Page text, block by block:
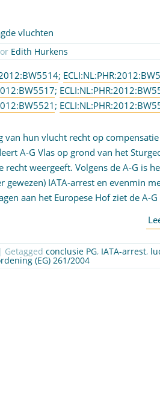
vluchten
Edith Hurkens
;
;
;
van hun vlucht recht op
A-G Vlas op grond van het
recht weergeeft. Volgens de A-G is
IATA-arrest en evenmin
aan het Europese Hof ziet de A-G
| Getaggedconclusie PG, IATA-arrest,
(EG) 261/2004